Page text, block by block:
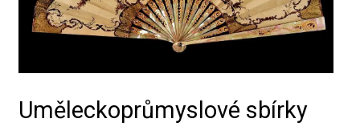
Uměleckoprůmyslové sbírky